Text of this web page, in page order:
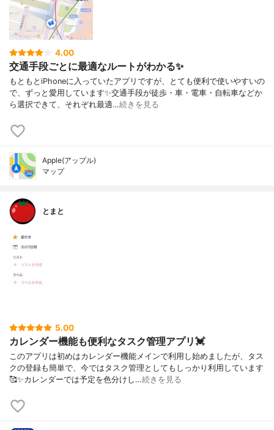
4.00
交通手段ごとに最適なルートがわかる✨
もともとiPhoneに入っていたアプリですが、とても便利で使いやすいの
で、ずっと愛用しています✨交通手段が徒歩・車・電車・自転車などか
ら選択できて、それぞれ最適…続きを見る
Apple(アップル)
マップ
とまと
5.00
カレンダー機能も便利なタスク管理アプリ💓
このアプリは初めはカレンダー機能メインで利用し始めましたが、タス
クの登録も簡単で、今ではタスク管理としてもしっかり利用しています
🥰✨カレンダーでは予定を色分けし…続きを見る